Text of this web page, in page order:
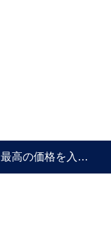
最高の価格を入手